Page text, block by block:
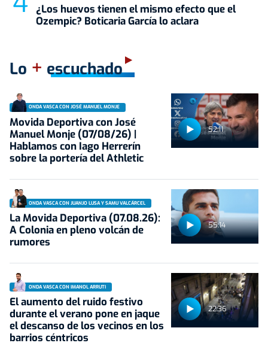
¿Los huevos tienen el mismo efecto que el
Ozempic? Boticaria García lo aclara
Lo + escuchado
52:11
ONDA VASCA CON JOSÉ MANUEL MONJE
Movida Deportiva con José
Manuel Monje (07/08/26) |
Hablamos con Iago Herrerín
sobre la portería del Athletic
55:14
ONDA VASCA CON JUANJO LUSA Y SAMU VALCÁRCEL
La Movida Deportiva (07.08.26):
A Colonia en pleno volcán de
rumores
22:36
ONDA VASCA CON IMANOL ARRUTI
El aumento del ruido festivo
durante el verano pone en jaque
el descanso de los vecinos en los
barrios céntricos